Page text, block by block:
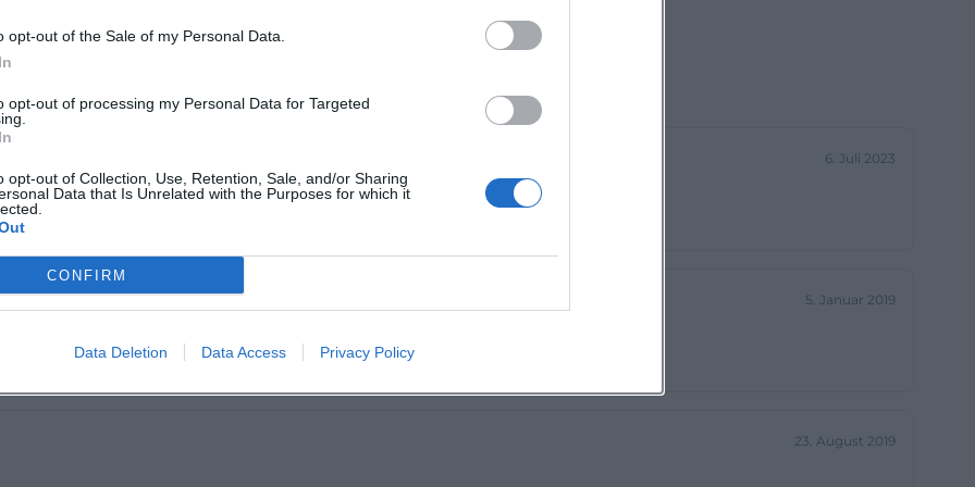
opt-out of the Sale of my Personal Data.
opt-out of processing my Personal Data for Targeted
opt-out of Collection, Use, Retention, Sale, and/or Sharing
Data that Is Unrelated with the Purposes for which it
CONFIRM
Data Deletion Data Access Privacy Policy
6. Juli 2023
waren um 18 Uhr betrunken auf den Gehwegen...
5. Januar 2019
Zirkus usw.
23. August 2019